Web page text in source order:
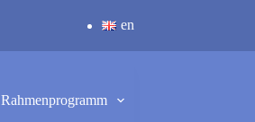
en
Rahmenprogramm